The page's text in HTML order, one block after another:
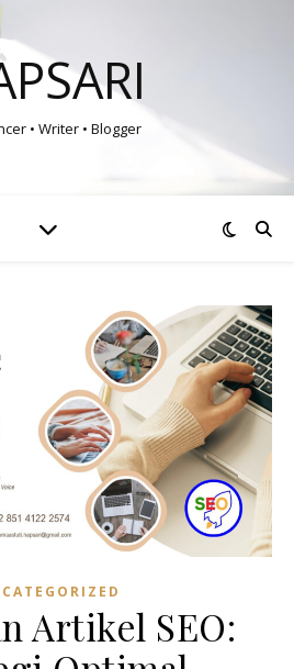
• Writer • Blogger
Artikel SEO: